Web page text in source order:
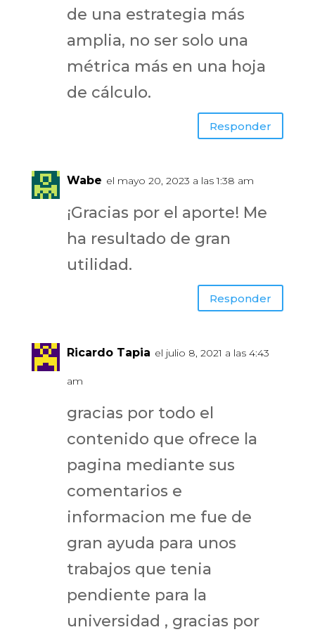
de una estrategia más
amplia, no ser solo una
métrica más en una hoja
de cálculo.
Responder
Wabe el mayo 20, 2023 a las 1:38 am
¡Gracias por el aporte! Me
ha resultado de gran
utilidad.
Responder
Ricardo Tapia el julio 8, 2021 a las 4:43
am
gracias por todo el
contenido que ofrece la
pagina mediante sus
comentarios e
informacion me fue de
gran ayuda para unos
trabajos que tenia
pendiente para la
universidad , gracias por